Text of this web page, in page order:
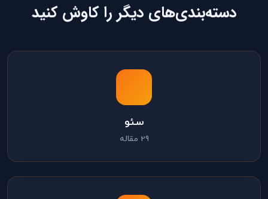
دسته‌بندی‌های دیگر را کاوش کنید
سئو
29 مقاله